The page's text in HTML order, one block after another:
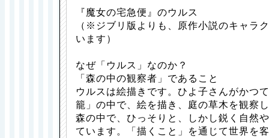
『魔女の宅急便』のウルス
（※ジブリ版よりも、原作小説のキャラ
います）
なぜ「ウルス」なのか？
「森の中の観察者」であること
ウルスは絵描きです。ひよ子さんがかつ
籠」の中で、絵を描き、庭の草木を観察
森の中で、ひっそりと、しかし鋭く自然
ています。「描くこと」を通じて世界を